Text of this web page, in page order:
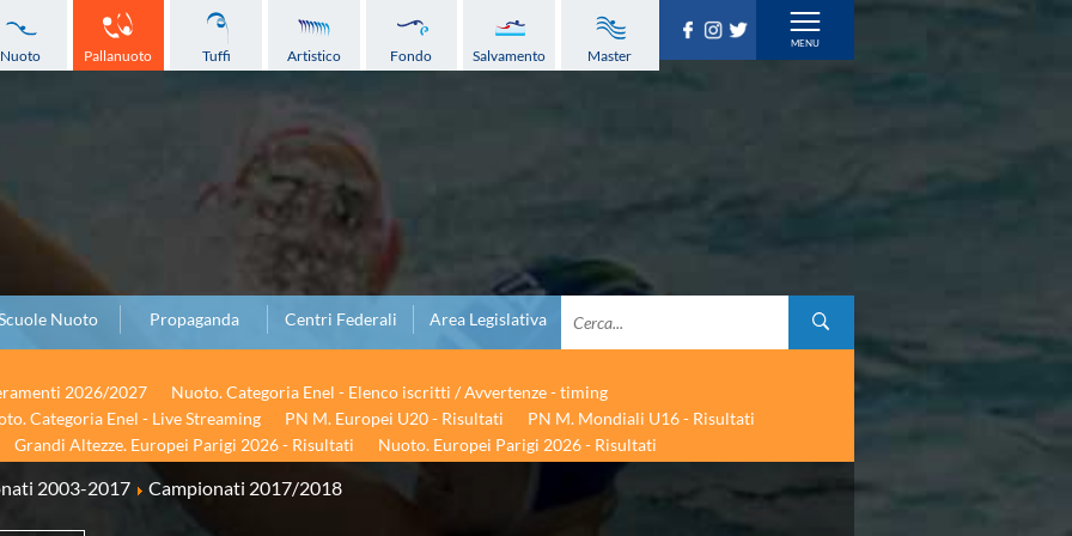
Nuoto Pallanuoto Tuffi Artistico Fondo Salvamento Master
Nuoto Propaganda Centri Federali Area Legislativa
2026/2027
Nuoto. Categoria Enel - Elenco iscritti / Avvertenze - timing
Categoria Enel - Live Streaming PN M. Europei U20 - Risultati
PN M. Mondiali U16 - Risultati
Grandi Altezze. Europei Parigi 2026 - Risultati Nuoto. Europei Parigi 2026 - Risultati
2003-2017 Campionati 2017/2018